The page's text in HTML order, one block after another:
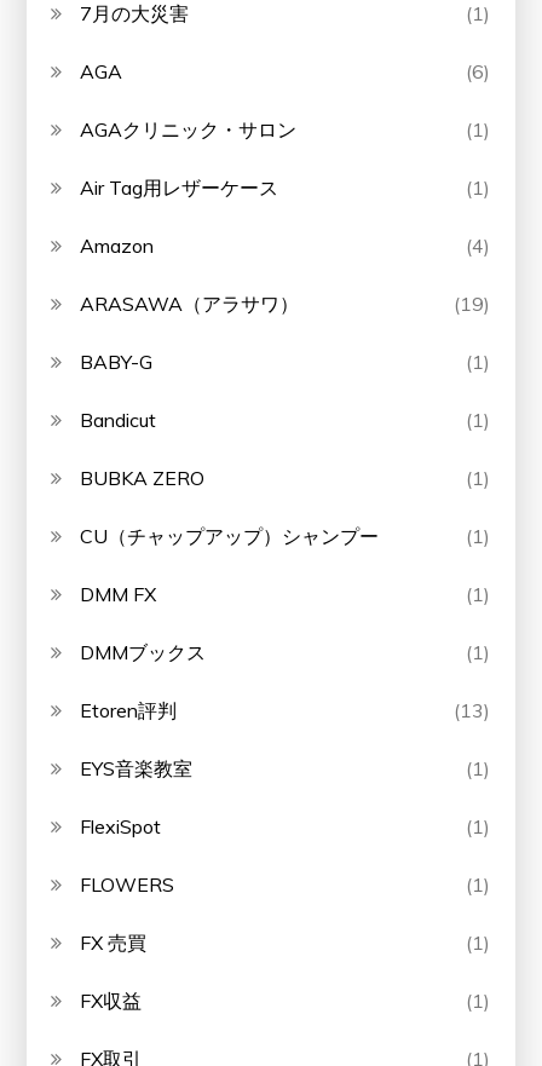
7月の大災害 (1)
AGA (6)
AGAクリニック・サロン (1)
Air Tag用レザーケース (1)
Amazon (4)
ARASAWA（アラサワ） (19)
BABY-G (1)
Bandicut (1)
BUBKA ZERO (1)
CU（チャップアップ）シャンプー (1)
DMM FX (1)
DMMブックス (1)
Etoren評判 (13)
EYS音楽教室 (1)
FlexiSpot (1)
FLOWERS (1)
FX 売買 (1)
FX収益 (1)
FX取引 (1)